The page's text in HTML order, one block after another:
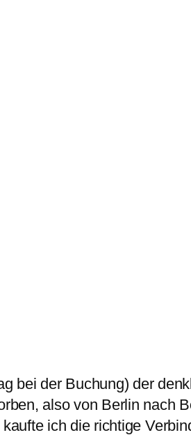
bei der Buchung) der
also von Berlin nach
ich die richtige